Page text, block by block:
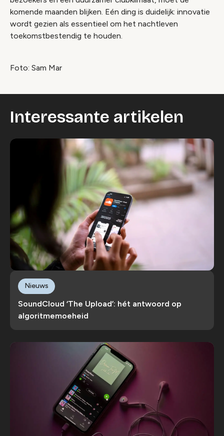
komende maanden blijken. Eén ding is duidelijk: innovatie
wordt gezien als essentieel om het nachtleven
toekomstbestendig te houden.
Foto: Sam Mar
Interessante artikelen
SoundCloud ‘The Upload’: hét antwoord op
algoritmemoeheid
Nieuws